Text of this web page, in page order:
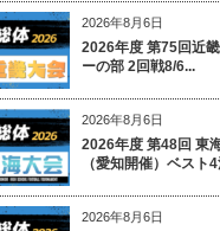
2026年8月6日
2026年度 第75回近
ーの部 2回戦8/6...
2026年8月6日
2026年度 第48回 東
（愛知開催）ベスト
2026年8月6日